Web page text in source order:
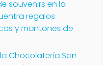
souvenirs en la
regalos
y mantones de
Chocolatería San